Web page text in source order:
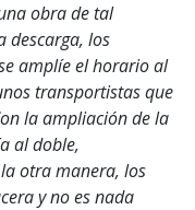
obra de tal
descarga, los
amplíe el horario al
transportistas que
la ampliación de la
al doble,
otra manera, los
y no es nada